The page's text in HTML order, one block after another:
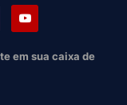
em sua caixa de